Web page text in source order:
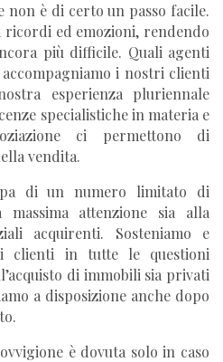
non è di certo un passo facile.
ed emozioni, rendendo
più difficile. Quali agenti
i nostri clienti
esperienza pluriennale
specialistiche in materia e
ci permettono di
vendita.
di un numero limitato di
attenzione sia alla
acquirenti. Sosteniamo e
clienti in tutte le questioni
di immobili sia privati
a disposizione anche dopo
è dovuta solo in caso